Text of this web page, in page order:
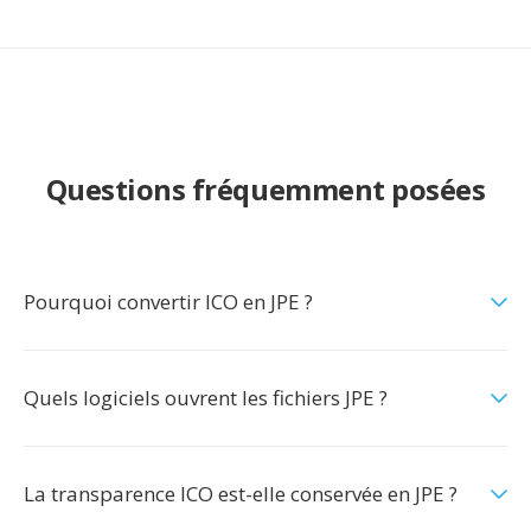
Questions fréquemment posées
Pourquoi convertir ICO en JPE ?
Quels logiciels ouvrent les fichiers JPE ?
La transparence ICO est-elle conservée en JPE ?